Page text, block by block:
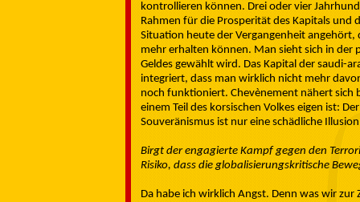
kontrollieren können. Drei oder vier
Rahmen für die Prosperität des Kapitals und
Situation heute der Vergangenheit
mehr erhalten können. Man sieht sich in der
Geldes gewählt wird. Das Kapital der saudi-
integriert, dass man wirklich nicht mehr
noch funktioniert. Chevènement nähert sich
einem Teil des korsischen Volkes eigen ist:
Souveränismus ist nur eine schädliche
Birgt der engagierte Kampf gegen den
Risiko, dass die globalisierungskritische
Da habe ich wirklich Angst. Denn was wir zur